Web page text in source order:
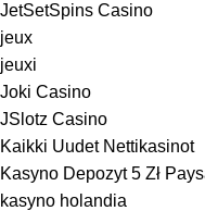
JetSetSpins Casino
jeux
jeuxi
Joki Casino
JSlotz Casino
Kaikki Uudet Nettikasinot
Kasyno Depozyt 5 Zł
kasyno holandia